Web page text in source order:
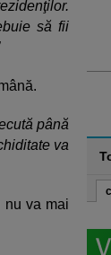
să fii
până
va
nu va mai